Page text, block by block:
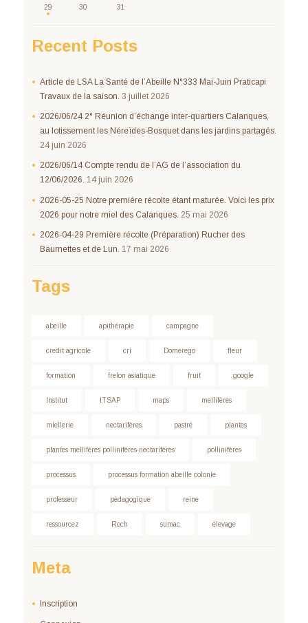
29 30 31
Recent Posts
Article de LSA La Santé de l’Abeille N°333 Mai-Juin Praticapi
Travaux de la saison. 3 juillet 2026
2026/06/24 2° Réunion d’échange inter-quartiers Calanques,
au lotissement les Néreïdes-Bosquet dans les jardins partagés.
24 juin 2026
2026/06/14 Compte rendu de l’AG de l’association du
12/06/2026. 14 juin 2026
2026-05-25 Notre première récolte étant maturée. Voici les prix
2026 pour notre miel des Calanques. 25 mai 2026
2026-04-29 Première récolte (Préparation) Rucher des
Baumettes et de Lun. 17 mai 2026
Tags
abeille apithérapie campagne
credit agricole cri Domerego fleur
formation frelon asiatique fruit google
Institut ITSAP maps mellifères
miellerie nectarifères pastré plantes
plantes mellifères pollinifères nectarifères pollinifères
processus processus formation abeille colonie
professeur pédagogique reine
ressourcez Roch sumac élevage
Meta
Inscription